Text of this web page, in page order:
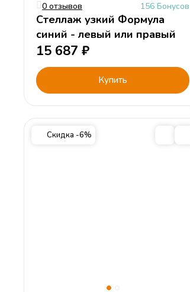
0 отзывов 156 Бонусов
Стеллаж узкий Формула
синий - левый или правый
15 687 ₽
Купить
Скидка -6%